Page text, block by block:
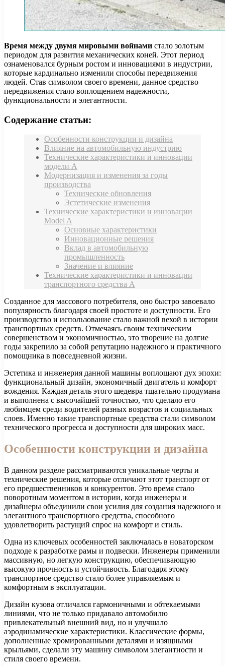
Время между двумя мировыми войнами стало золотым
периодом для развития механических коней. Этот период
ознаменовался бурным ростом и инновациями в индустрии,
которые кардинально изменили способы передвижения
людей. Став символом своего времени, данное средство
передвижения стало воплощением надежности,
функциональности и элегантности.
Содержание статьи:
Особенности конструкции и дизайна
Влияние на автомобильную индустрию
Технические характеристики и инновации
модели A
Модернизация и изменения за годы
производства
Технические обновления
Эстетические изменения
Технические характеристики и инновации
Model A
Основные характеристики
Инновационные решения
Вклад в автомобильную
промышленность
Значение и влияние
Технические характеристики и инновации
транспортного средства А
Созданное для массового потребителя, оно быстро завоевало
популярность благодаря своей простоте и доступности. Его
производство и использование стало важной вехой в истории
транспортных средств. Отмечаясь своим техническим
совершенством и экономичностью, это творение на долгие
годы закрепило за собой репутацию надежного и практичного
помощника в повседневной жизни.
Эстетика и инженерия данной машины воплощают дух эпохи:
функциональный дизайн, экономичный двигатель и комфорт
вождения. Каждая деталь этого шедевра тщательно продумана
и выполнена с высочайшей точностью, что сделало его
любимцем среди водителей разных возрастов и социальных
слоев. Именно такие транспортные средства стали символом
технического прогресса и доступности для широких масс.
Особенности конструкции и дизайна
В данном разделе рассматриваются уникальные черты и
технические решения, которые отличают этот транспорт от
его предшественников и конкурентов. Это время стало
поворотным моментом в истории, когда инженеры и
дизайнеры объединили свои усилия для создания надежного и
элегантного транспортного средства, способного
удовлетворить растущий спрос на комфорт и стиль.
Одна из ключевых особенностей заключалась в новаторском
подходе к разработке рамы и подвески. Инженеры применили
массивную, но легкую конструкцию, обеспечивающую
высокую прочность и устойчивость. Благодаря этому
транспортное средство стало более управляемым и
комфортным в эксплуатации.
Дизайн кузова отличался гармоничными и обтекаемыми
линиями, что не только придавало автомобилю
привлекательный внешний вид, но и улучшало
аэродинамические характеристики. Классические формы,
дополненные хромированными деталями и изящными
крыльями, сделали эту машину символом элегантности и
стиля своего времени.